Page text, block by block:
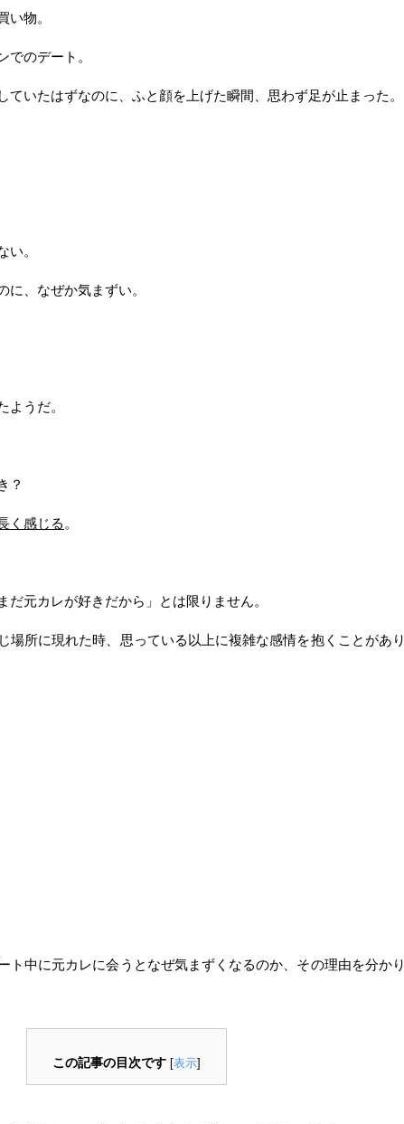
い物。
でのデート。
ていたはずなのに、ふと顔を上げた瞬間、思わず足が止まった。
い。
に、なぜか気まずい。
ようだ。
？
く感じる 。
だ元カレが好きだから」とは限りません。
場所に現れた時、思っている以上に複雑な感情を抱くことがあり
ト中に元カレに会うとなぜ気まずくなるのか、その理由を分かり
この記事の目次です [表示]